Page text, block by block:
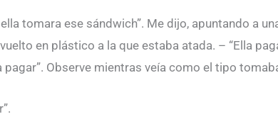
tomara ese sándwich”. Me dijo, apuntando a
en plástico a la que estaba atada. – “Ella
Observe mientras veía como el tipo